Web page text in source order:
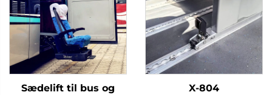
Sædelift til bus og
X-804